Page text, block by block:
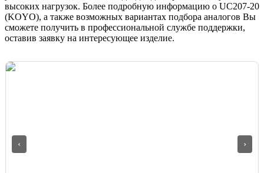
высоких нагрузок. Более подробную информацию о UC207-20
(KOYO), а также возможных вариантах подбора аналогов Вы
сможете получить в профессиональной службе поддержки,
оставив заявку на интересующее изделие.
‹ ›